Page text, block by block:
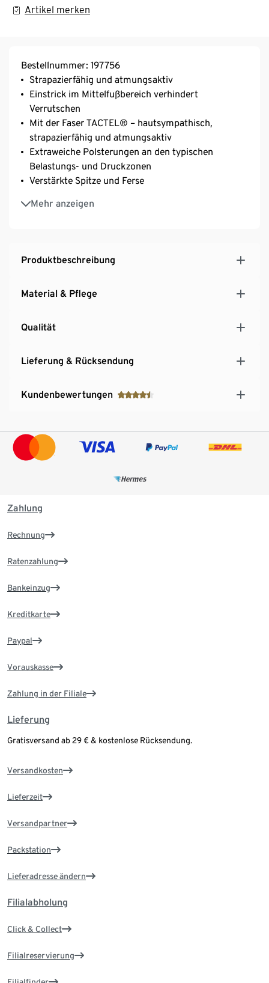
Artikel merken
Bestellnummer: 197756
Strapazierfähig und atmungsaktiv
Einstrick im Mittelfußbereich verhindert
Verrutschen
Mit der Faser TACTEL® – hautsympathisch,
strapazierfähig und atmungsaktiv
Extraweiche Polsterungen an den typischen
Belastungs- und Druckzonen
Verstärkte Spitze und Ferse
Mehr anzeigen
Extraflache Zehennaht
Mit Markenelasthan: formbeständig, perfekter Sitz,
Unisex
Produktbeschreibung
Material & Pflege
Qualität
Lieferung & Rücksendung
Kundenbewertungen
Zahlung
Rechnung
Ratenzahlung
Bankeinzug
Kreditkarte
Paypal
Vorauskasse
Zahlung in der Filiale
Lieferung
Gratisversand ab 29 € & kostenlose Rücksendung.
Versandkosten
Lieferzeit
Versandpartner
Packstation
Lieferadresse ändern
Filialabholung
Click & Collect
Filialreservierung